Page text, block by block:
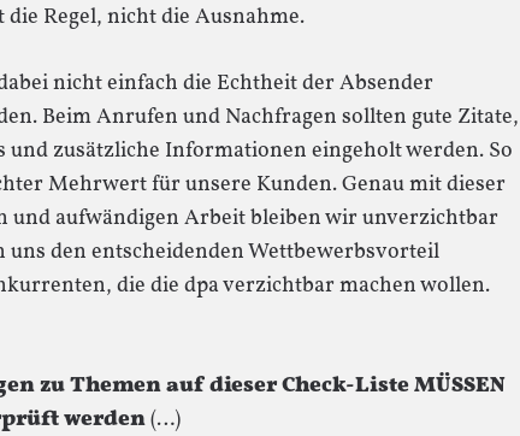
die Regel, nicht die Ausnahme.
nicht einfach die Echtheit der Absender
Beim Anrufen und Nachfragen sollten gute Zitate,
und zusätzliche Informationen eingeholt werden. So
Mehrwert für unsere Kunden. Genau mit dieser
und aufwändigen Arbeit bleiben wir unverzichtbar
uns den entscheidenden Wettbewerbsvorteil
die die dpa verzichtbar machen wollen.
zu Themen auf dieser Check-Liste MÜSSEN
werden(…)